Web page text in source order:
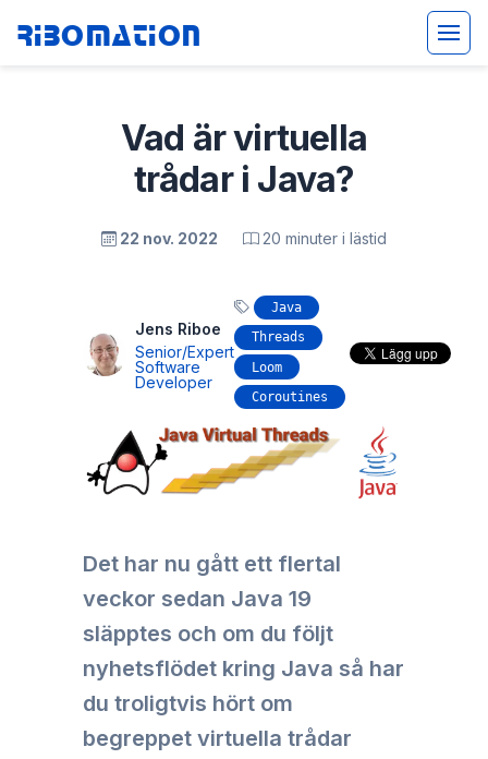
Ribomation
Vad är virtuella
trådar i Java?
22 nov. 2022 20 minuter i lästid
Jens Riboe
Senior/Expert
Software
Developer
Java
Threads
Loom
Coroutines
Det har nu gått ett flertal
veckor sedan Java 19
släpptes och om du följt
nyhetsflödet kring Java så har
du troligtvis hört om
begreppet virtuella trådar